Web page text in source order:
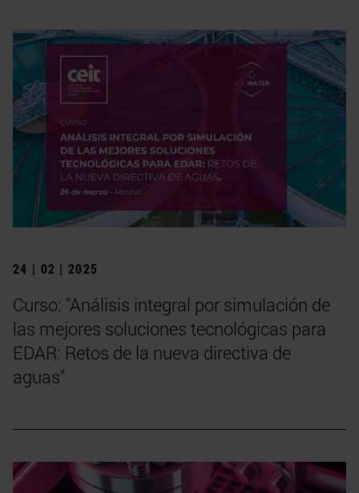
24 | 02 | 2025
Curso: "Análisis integral por simulación de
las mejores soluciones tecnológicas para
EDAR: Retos de la nueva directiva de
aguas"